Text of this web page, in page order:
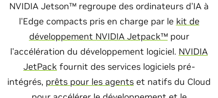
NVIDIA Jetson™ regroupe des ordinateurs d'IA à
l'Edge compacts pris en charge par le kit de
développement NVIDIA Jetpack™pour
l'accélération du développement logiciel. NVIDIA
JetPack fournit des services logiciels pré-
intégrés, prêts pour les agents et natifs du Cloud